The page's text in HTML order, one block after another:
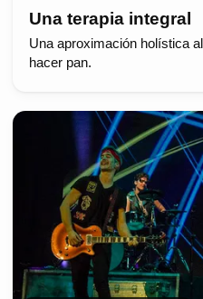
Una terapia integral
Una aproximación holística
hacer pan.